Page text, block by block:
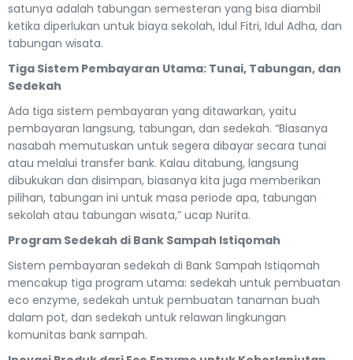
satunya adalah tabungan semesteran yang bisa diambil
ketika diperlukan untuk biaya sekolah, Idul Fitri, Idul Adha, dan
tabungan wisata.
Tiga Sistem Pembayaran Utama: Tunai, Tabungan, dan
Sedekah
Ada tiga sistem pembayaran yang ditawarkan, yaitu
pembayaran langsung, tabungan, dan sedekah. “Biasanya
nasabah memutuskan untuk segera dibayar secara tunai
atau melalui transfer bank. Kalau ditabung, langsung
dibukukan dan disimpan, biasanya kita juga memberikan
pilihan, tabungan ini untuk masa periode apa, tabungan
sekolah atau tabungan wisata,” ucap Nurita.
Program Sedekah di Bank Sampah Istiqomah
Sistem pembayaran sedekah di Bank Sampah Istiqomah
mencakup tiga program utama: sedekah untuk pembuatan
eco enzyme, sedekah untuk pembuatan tanaman buah
dalam pot, dan sedekah untuk relawan lingkungan
komunitas bank sampah.